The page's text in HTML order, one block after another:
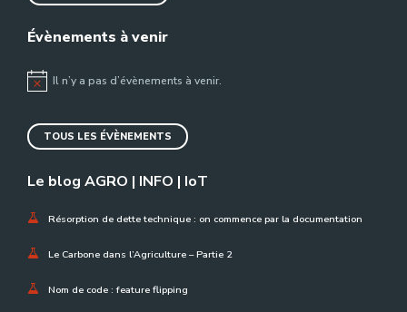
Évènements à venir
NoticeIl n’y a pas d’évènements à venir.
TOUS LES ÉVÈNEMENTS
Le blog AGRO | INFO | IoT
Résorption de dette technique : on commence par la documentation
Le Carbone dans l’Agriculture – Partie 2
Nom de code : feature flipping